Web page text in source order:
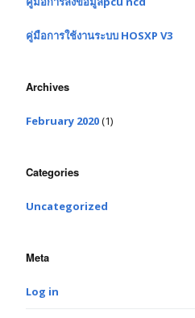
คู่มือการใช้งานระบบ HOSXP V3
Archives
February 2020(1)
Categories
Uncategorized
Meta
Log in